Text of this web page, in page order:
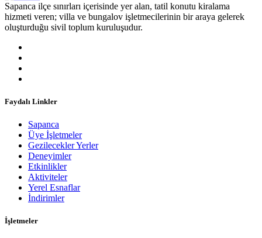
Sapanca ilçe sınırları içerisinde yer alan, tatil konutu kiralama
hizmeti veren; villa ve bungalov işletmecilerinin bir araya gelerek
oluşturduğu sivil toplum kuruluşudur.
Faydalı Linkler
Sapanca
Üye İşletmeler
Gezilecekler Yerler
Deneyimler
Etkinlikler
Aktiviteler
Yerel Esnaflar
İndirimler
İşletmeler